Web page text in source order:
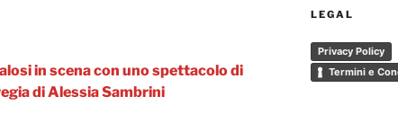
in scena con uno spettacolo di
di Alessia Sambrini
LEGAL
Privacy Policy
Termini e